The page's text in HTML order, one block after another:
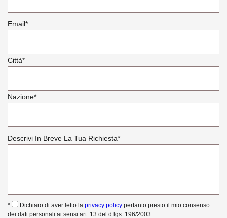
Email*
Città*
Nazione*
Descrivi In Breve La Tua Richiesta*
* Dichiaro di aver letto la privacy policy pertanto presto il mio consenso
dei dati personali ai sensi art. 13 del d.lgs. 196/2003